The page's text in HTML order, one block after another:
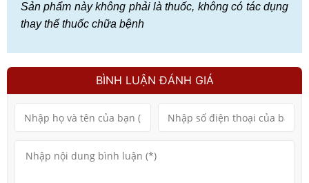
Sản phẩm này không phải là thuốc, không có tác dụng
thay thế thuốc chữa bệnh
BÌNH LUẬN ĐÁNH GIÁ